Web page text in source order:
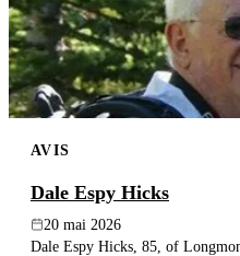
AVIS
Dale Espy Hicks
20 mai 2026
Dale Espy Hicks, 85, of